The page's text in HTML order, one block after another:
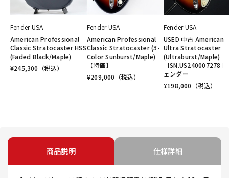
Fender USA
American Professional
Classic Stratocaster HSS
(Faded Black/Maple)
¥245,300 （税込）
Fender USA
American Professional
Classic Stratocaster (3-
Color Sunburst/Maple)
【特価】
¥209,000 （税込）
Fender USA
USED 中古 American
Ultra Stratocaster
(Ultraburst/Maple)
［SN.US240007278］
ェンダー
¥198,000 （税込）
商品説明 仕様詳細